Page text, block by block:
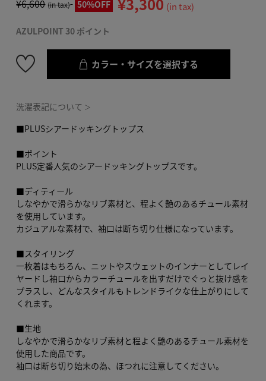
¥6,600 (in tax) 50%OFF (in tax)
AZULPOINT 30 ポイント
カラー・サイズを選択する
洗濯表記について ＞
■PLUSシアードッキングトップス
■ポイント
PLUS定番人気のシアードッキングトップスです。
■ディティール
しなやかで滑らかなリブ素材と、程よく艶のあるチュール素材
を使用しています。
カジュアルな素材で、袖口は断ち切り仕様になっています。
■スタイリング
一枚着はもちろん、ニットやスウェットのインナーとしてレイ
ヤードし袖口からカラーチュールを出すだけでぐっと抜け感を
プラスし、どんなスタイルもトレンドライクな仕上がりにして
くれます。
■生地
しなやかで滑らかなリブ素材と程よく艶のあるチュール素材を
使用した商品です。
袖口は断ち切り始末の為、ほつれに注意してください。